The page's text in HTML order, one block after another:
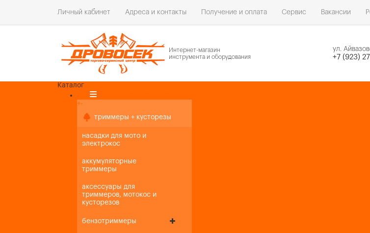
Личный кабинет Адреса и контакты Получение и оплата Сервис Вакансии
Интернет-магазин
инструмента и оборудования
ул.
+7 (923)
Каталог
+-
триммеры + кусторезы
насадки для мото и
электрокос
аккумуляторные
триммеры
аксессуары для
триммеров, мотокос и
кусторезов
бензотриммеры